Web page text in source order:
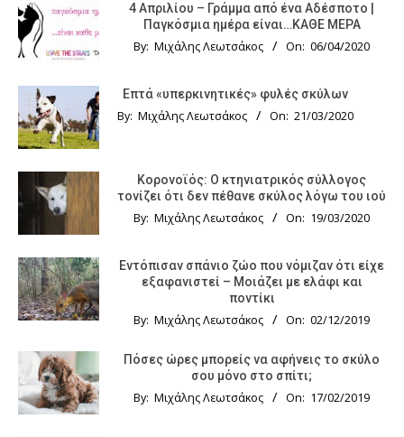
4 Απριλίου – Γράμμα από ένα Αδέσποτο |
Παγκόσμια ημέρα είναι…ΚΑΘΕ ΜΕΡΑ
By: Μιχάλης Λεωτσάκος On: 06/04/2020
Επτά «υπερκινητικές» φυλές σκύλων
By: Μιχάλης Λεωτσάκος On: 21/03/2020
Κορονοϊός: Ο κτηνιατρικός σύλλογος
τονίζει ότι δεν πέθανε σκύλος λόγω του ιού
By: Μιχάλης Λεωτσάκος On: 19/03/2020
Εντόπισαν σπάνιο ζώο που νόμιζαν ότι είχε
εξαφανιστεί – Μοιάζει με ελάφι και
ποντίκι
By: Μιχάλης Λεωτσάκος On: 02/12/2019
Πόσες ώρες μπορείς να αφήνεις το σκύλο
σου μόνο στο σπίτι;
By: Μιχάλης Λεωτσάκος On: 17/02/2019